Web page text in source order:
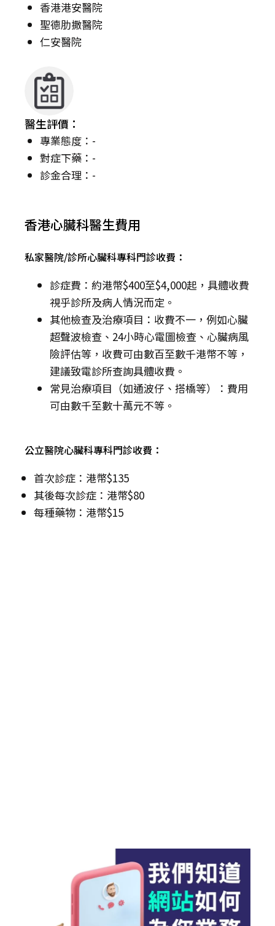
香港港安醫院
聖德肋撒醫院
仁安醫院
醫生評價：
專業態度：-
對症下藥：-
診金合理：-
香港心臟科醫生費用
私家醫院/診所心臟科專科門診收費：
診症費：約港幣$400至$4,000起，具體收費
視乎診所及病人情況而定。
其他檢查及治療項目：收費不一，例如心臟
超聲波檢查、24小時心電圖檢查、心臟病風
險評估等，收費可由數百至數千港幣不等，
建議致電診所查詢具體收費。
常見治療項目（如通波仔、搭橋等）：費用
可由數千至數十萬元不等。
公立醫院心臟科專科門診收費：
首次診症：港幣$135
其後每次診症：港幣$80
每種藥物：港幣$15